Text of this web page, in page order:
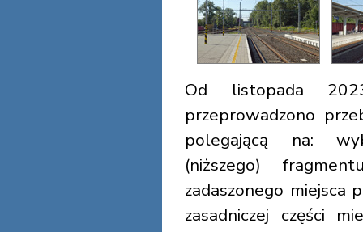
Od listopada
przeprowadzono
polegającą na:
(niższego)
zadaszonego
zasadniczej części